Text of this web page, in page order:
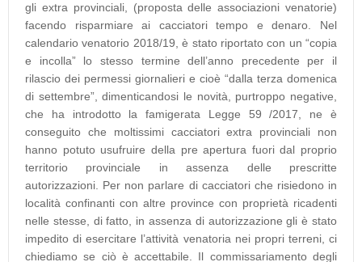
gli extra provinciali, (proposta delle associazioni venatorie)
facendo risparmiare ai cacciatori tempo e denaro. Nel
calendario venatorio 2018/19, è stato riportato con un “copia
e incolla” lo stesso termine dell’anno precedente per il
rilascio dei permessi giornalieri e cioè “dalla terza domenica
di settembre”, dimenticandosi le novità, purtroppo negative,
che ha introdotto la famigerata Legge 59 /2017, ne è
conseguito che moltissimi cacciatori extra provinciali non
hanno potuto usufruire della pre apertura fuori dal proprio
territorio provinciale in assenza delle prescritte
autorizzazioni. Per non parlare di cacciatori che risiedono in
località confinanti con altre province con proprietà ricadenti
nelle stesse, di fatto, in assenza di autorizzazione gli è stato
impedito di esercitare l’attività venatoria nei propri terreni, ci
chiediamo se ciò è accettabile. Il commissariamento degli